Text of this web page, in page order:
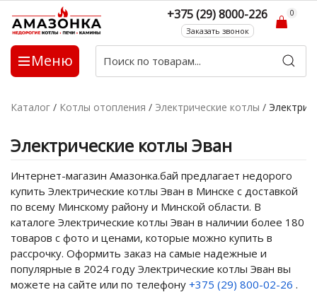
Меню
+375 (29) 8000-226
Заказать звонок
0
Каталог / Котлы отопления / Электрические котлы /
Электрические котлы Эван
Интернет-магазин Амазонка.бай предлагает недорого
купить Электрические котлы Эван в Минске с доставкой
по всему Минскому району и Минской области. В
каталоге Электрические котлы Эван в наличии более 180
товаров с фото и ценами, которые можно купить в
рассрочку. Оформить заказ на самые надежные и
популярные в 2024 году Электрические котлы Эван вы
можете на сайте или по телефону +375 (29) 800-02-26 .